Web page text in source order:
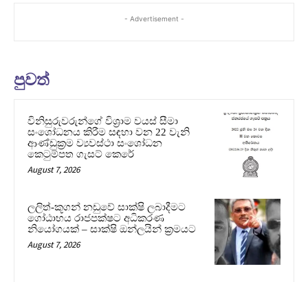
- Advertisement -
පුවත්
විනිසුරුවරුන්ගේ විශ්‍රාම වයස් සීමා
සංශෝධනය කිරීම සඳහා වන 22 වැනි
ආණ්ඩුක්‍රම ව්‍යවස්ථා සංශෝධන
කෙටුම්පත ගැසට් කෙරේ
August 7, 2026
ලලිත්-කූගන් නඩුවේ සාක්ෂි ලබාදීමට
ගෝඨාභය රාජපක්ෂට අධිකරණ
නියෝගයක් – සාක්ෂි ඔන්ලයින් ක්‍රමයට
August 7, 2026